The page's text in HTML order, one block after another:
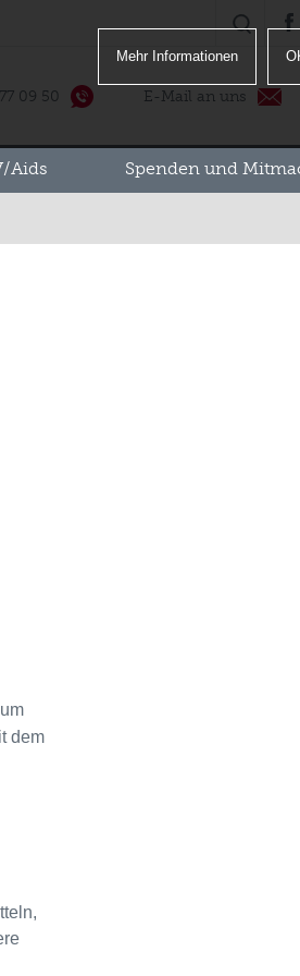
Mehr Informationen
SUCHE
09 50 E-Mail an uns
Aids Spenden und
dem